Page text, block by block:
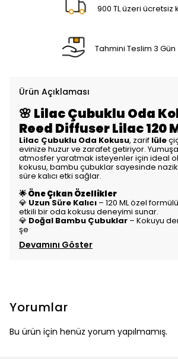
900 TL üzeri ücretsiz
Tahmini Teslim 3
Ürün Açıklaması
🌸 Lilac Çubuklu Oda
Reed Diffuser Lilac 120
Lilac Çubuklu Oda Kokusu, zarif lüle
evinize huzur ve zarafet getiriyor.
atmosfer yaratmak isteyenler için ideal
kokusu, bambu çubuklar sayesinde
süre kalıcı etki sağlar.
🌟 Öne Çıkan Özellikler
💎 Uzun Süre Kalıcı – 120 ML özel
etkili bir oda kokusu deneyimi sunar.
💎 Doğal Bambu Çubuklar – Kokuyu
şe
Devamını Göster
Yorumlar
Bu ürün için henüz yorum yapılmamış.